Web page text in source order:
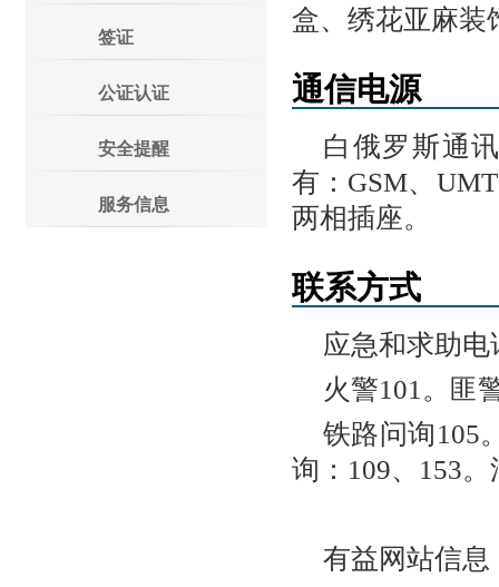
签证
公证认证
安全提醒
服务信息
盒、绣花亚麻装
通信电源
白俄罗斯通
有：GSM、
两相插座。
联系方式
应急和求助电
火警101。匪
铁路问询105
询：109、153
有益网站信息